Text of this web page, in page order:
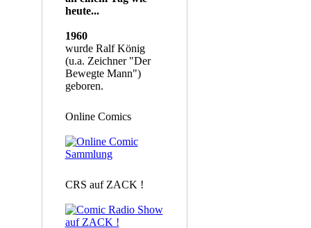
heute...
1960
wurde Ralf König
(u.a. Zeichner "Der
Bewegte Mann")
geboren.
Online Comics
CRS auf ZACK !